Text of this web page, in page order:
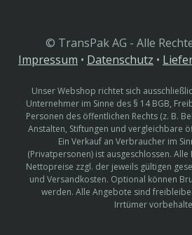
© TransPak AG - Alle
Impressum • Datenschutz •
Unser Webshop richtet sich
Unternehmer im Sinne des § 14 BGB,
Personen des öffentlichen Rechts (z. B.
Anstalten, Stiftungen und vergleichbare
Ein Verkauf an Verbraucher im
(Privatpersonen) ist ausgeschlossen. Alle
Nettopreise zzgl. der jeweils gültigen
und Versandkosten. Optional können
werden. Alle Angebote sind
Irrtümer